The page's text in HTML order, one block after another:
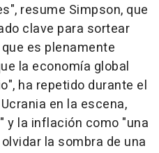
resume Simpson, que
clave para sortear
es plenamente
la economía global
ha repetido durante el
en la escena,
y la inflación como "una
la sombra de una